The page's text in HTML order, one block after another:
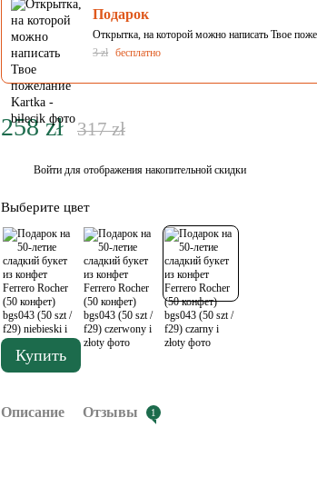
Подарок
Открытка, на которой можно написать Твое
3 zł бесплатно
258 zł 317 zł
Войти для отображения накопительной скидки
Выберите цвет
Купить
Описание Отзывы 1